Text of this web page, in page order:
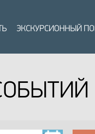
ЭКСКУРСИОННЫЙ